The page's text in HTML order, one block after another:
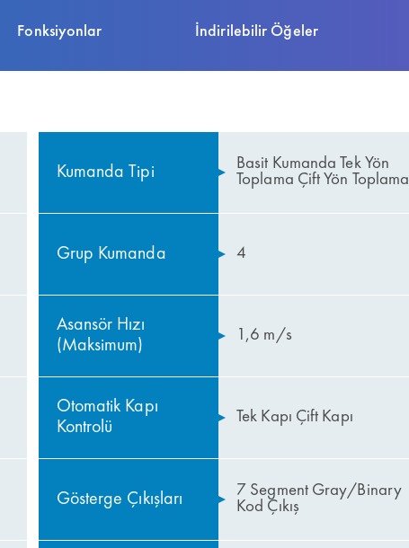
Fonksiyonlar İndirilebilir Öğeler
Kumanda Tipi
Basit Kumanda Tek Yön
Toplama Çift Yön Toplama
Grup Kumanda 4
Asansör Hızı
(Maksimum)
1,6 m/s
Otomatik Kapı
Kontrolü
Tek Kapı Çift Kapı
Gösterge Çıkışları
7 Segment Gray/Binary
Kod Çıkış